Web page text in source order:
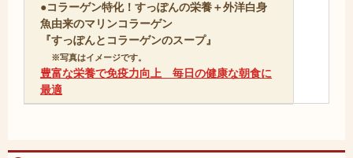
●コラーゲン特化！すっぽんの栄養＋外洋白身
魚由来のマリンコラーゲン
『すっぽんとコラーゲンのスープ』
※写真はイメージです。
豊富な栄養で免疫力向上 毎日の健康な朝食に
最適